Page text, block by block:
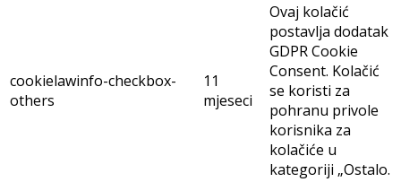
cookielawinfo-checkbox-
others
11
mjeseci
Ovaj kolačić
postavlja dodatak
GDPR Cookie
Consent. Kolačić
se koristi za
pohranu privole
korisnika za
kolačiće u
kategoriji „Ostalo.